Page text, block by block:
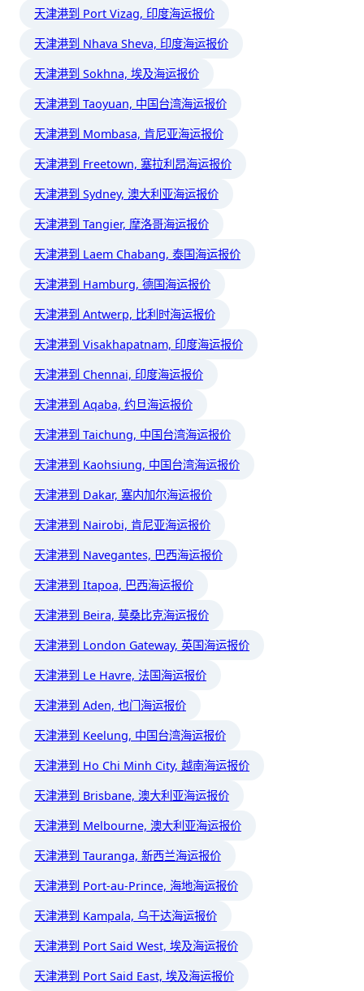
天津港到 Port Vizag, 印度海运报价
天津港到 Nhava Sheva, 印度海运报价
天津港到 Sokhna, 埃及海运报价
天津港到 Taoyuan, 中国台湾海运报价
天津港到 Mombasa, 肯尼亚海运报价
天津港到 Freetown, 塞拉利昂海运报价
天津港到 Sydney, 澳大利亚海运报价
天津港到 Tangier, 摩洛哥海运报价
天津港到 Laem Chabang, 泰国海运报价
天津港到 Hamburg, 德国海运报价
天津港到 Antwerp, 比利时海运报价
天津港到 Visakhapatnam, 印度海运报价
天津港到 Chennai, 印度海运报价
天津港到 Aqaba, 约旦海运报价
天津港到 Taichung, 中国台湾海运报价
天津港到 Kaohsiung, 中国台湾海运报价
天津港到 Dakar, 塞内加尔海运报价
天津港到 Nairobi, 肯尼亚海运报价
天津港到 Navegantes, 巴西海运报价
天津港到 Itapoa, 巴西海运报价
天津港到 Beira, 莫桑比克海运报价
天津港到 London Gateway, 英国海运报价
天津港到 Le Havre, 法国海运报价
天津港到 Aden, 也门海运报价
天津港到 Keelung, 中国台湾海运报价
天津港到 Ho Chi Minh City, 越南海运报价
天津港到 Brisbane, 澳大利亚海运报价
天津港到 Melbourne, 澳大利亚海运报价
天津港到 Tauranga, 新西兰海运报价
天津港到 Port-au-Prince, 海地海运报价
天津港到 Kampala, 乌干达海运报价
天津港到 Port Said West, 埃及海运报价
天津港到 Port Said East, 埃及海运报价